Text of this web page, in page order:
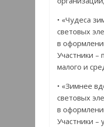
• «Чудеса
световых
в
Участники –
малого и
• «Зимнее
световых
в
Участники –